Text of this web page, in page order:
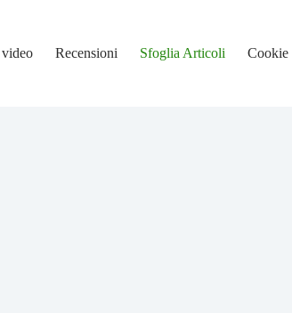
video Recensioni Sfoglia Articoli